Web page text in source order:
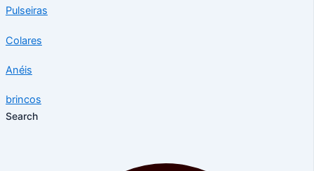
Pulseiras
Colares
Anéis
brincos
Search